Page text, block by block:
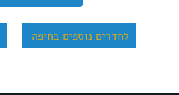
לחדרים נוספים בחיפה